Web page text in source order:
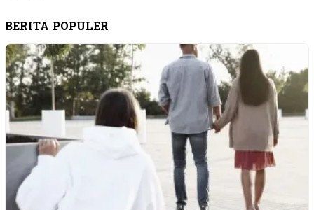
BERITA POPULER